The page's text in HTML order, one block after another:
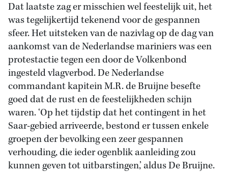
Dat laatste zag er misschien wel feestelijk uit, het
was tegelijkertijd tekenend voor de gespannen
sfeer. Het uitsteken van de nazivlag op de dag van
aankomst van de Nederlandse mariniers was een
protestactie tegen een door de Volkenbond
ingesteld vlagverbod. De Nederlandse
commandant kapitein M.R. de Bruijne besefte
goed dat de rust en de feestelijkheden schijn
waren. ‘Op het tijdstip dat het contingent in het
Saar-gebied arriveerde, bestond er tussen enkele
groepen der bevolking een zeer gespannen
verhouding, die ieder ogenblik aanleiding zou
kunnen geven tot uitbarstingen,’ aldus De Bruijne.